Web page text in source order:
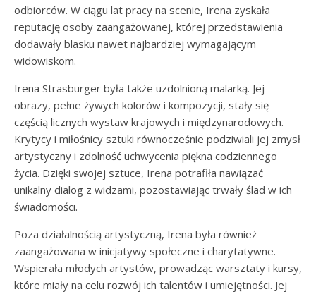
odbiorców. W ciągu lat pracy na scenie, Irena zyskała
reputację osoby zaangażowanej, której przedstawienia
dodawały blasku nawet najbardziej wymagającym
widowiskom.
Irena Strasburger była także uzdolnioną malarką. Jej
obrazy, pełne żywych kolorów i kompozycji, stały się
częścią licznych wystaw krajowych i międzynarodowych.
Krytycy i miłośnicy sztuki równocześnie podziwiali jej zmysł
artystyczny i zdolność uchwycenia piękna codziennego
życia. Dzięki swojej sztuce, Irena potrafiła nawiązać
unikalny dialog z widzami, pozostawiając trwały ślad w ich
świadomości.
Poza działalnością artystyczną, Irena była również
zaangażowana w inicjatywy społeczne i charytatywne.
Wspierała młodych artystów, prowadząc warsztaty i kursy,
które miały na celu rozwój ich talentów i umiejętności. Jej